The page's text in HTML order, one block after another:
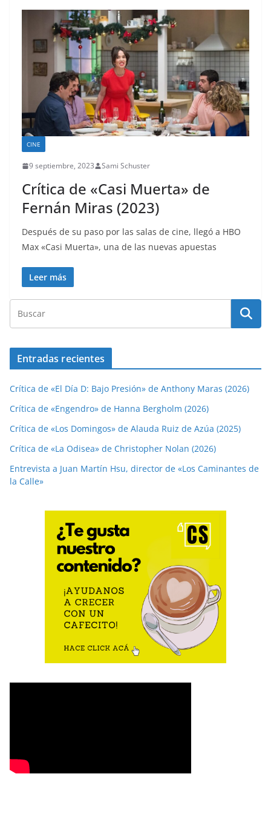
CINE
9 septiembre, 2023 Sami Schuster
Crítica de «Casi Muerta» de
Fernán Miras (2023)
Después de su paso por las salas de cine, llegó a HBO
Max «Casi Muerta», una de las nuevas apuestas
Leer más
Entradas recientes
Crítica de «El Día D: Bajo Presión» de Anthony Maras (2026)
Crítica de «Engendro» de Hanna Bergholm (2026)
Crítica de «Los Domingos» de Alauda Ruiz de Azúa (2025)
Crítica de «La Odisea» de Christopher Nolan (2026)
Entrevista a Juan Martín Hsu, director de «Los Caminantes de
la Calle»